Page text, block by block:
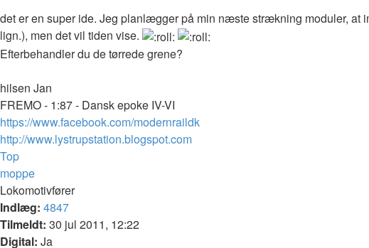
det er en super ide. Jeg planlægger på min næste strækning moduler, at
lign.), men det vil tiden vise.
Efterbehandler du de tørrede grene?
hilsen Jan
FREMO - 1:87 - Dansk epoke IV-VI
https://www.facebook.com/modernraildk
http://www.lystrupstation.blogspot.com
Top
moppe
Lokomotivfører
Indlæg: 4847
Tilmeldt: 30 jul 2011, 12:22
Digital: Ja